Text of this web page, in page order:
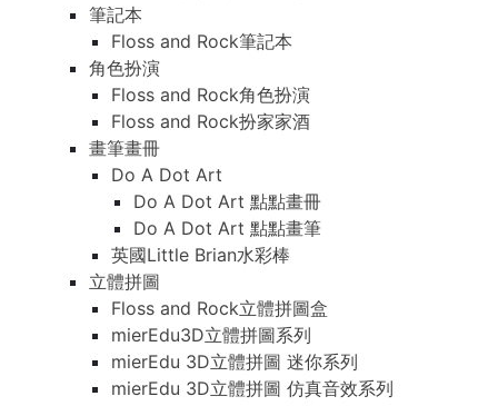
筆記本
Floss and Rock筆記本
角色扮演
Floss and Rock角色扮演
Floss and Rock扮家家酒
畫筆畫冊
Do A Dot Art
Do A Dot Art 點點畫冊
Do A Dot Art 點點畫筆
英國Little Brian水彩棒
立體拼圖
Floss and Rock立體拼圖盒
mierEdu3D立體拼圖系列
mierEdu 3D立體拼圖 迷你系列
mierEdu 3D立體拼圖 仿真音效系列